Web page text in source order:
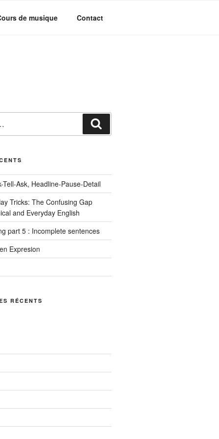
de musique Contact
Tell-Ask, Headline-Pause-Detail
Tricks: The Confusing Gap
and Everyday English
part 5 : Incomplete sentences
Expresion
RÉCENTS